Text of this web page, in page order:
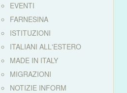
EVENTI
FARNESINA
ISTITUZIONI
ITALIANI ALL'ESTERO
MADE IN ITALY
MIGRAZIONI
NOTIZIE INFORM